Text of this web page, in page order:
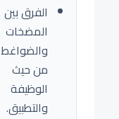
الفرق بين
المضخات
والضواغط
من حيث
الوظيفة
والتطبيق.